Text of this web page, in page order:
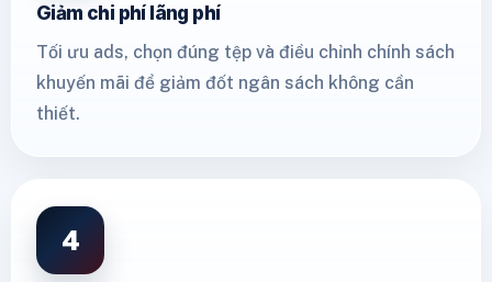
Giảm chi phí lãng phí
Tối ưu ads, chọn đúng tệp và điều chỉnh chính sách
khuyến mãi để giảm đốt ngân sách không cần
thiết.
4